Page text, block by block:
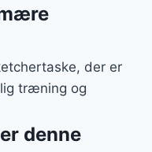
der er
træning og
denne